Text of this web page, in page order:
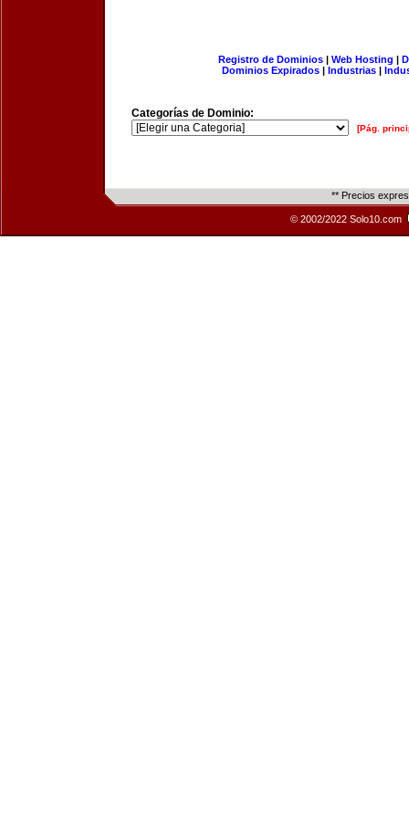
Registro de Dominios| Web Hosting |
Dominios Expirados | Industrias |
Categorías de Dominio:
[Pág.
** Precios
© 2002/2022 Solo10.com